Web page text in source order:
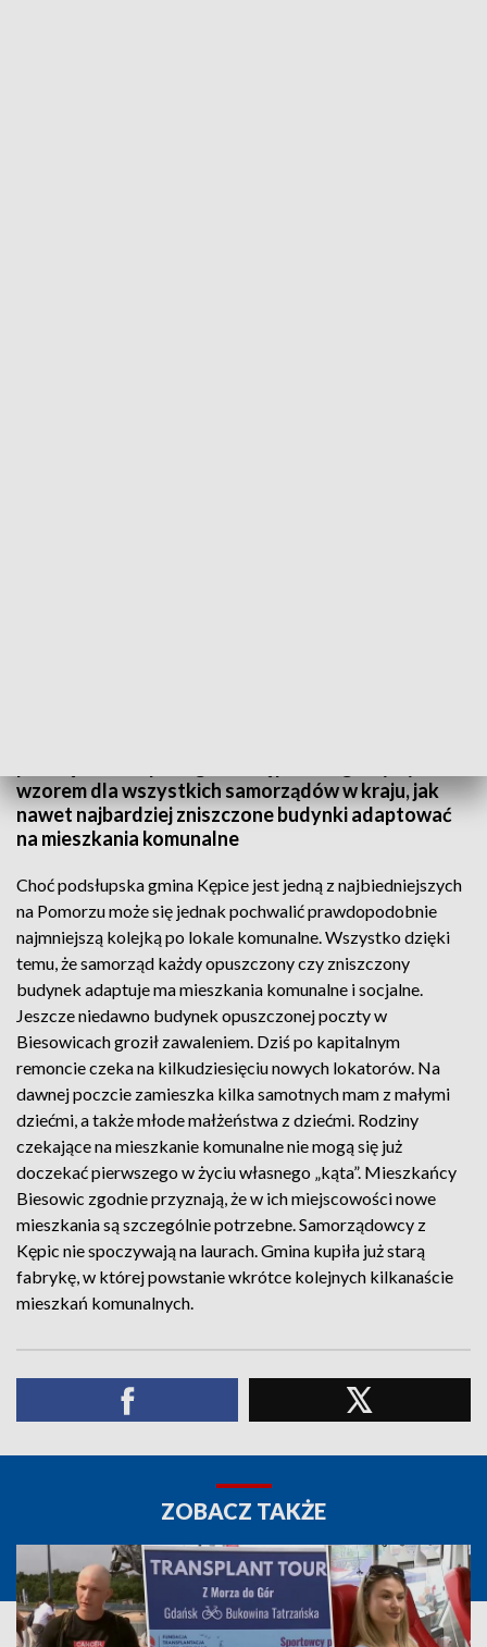
wzorem dla wszystkich samorządów w kraju, jak
nawet najbardziej zniszczone budynki adaptować
na mieszkania komunalne
Choć podsłupska gmina Kępice jest jedną z najbiedniejszych
na Pomorzu może się jednak pochwalić prawdopodobnie
najmniejszą kolejką po lokale komunalne. Wszystko dzięki
temu, że samorząd każdy opuszczony czy zniszczony
budynek adaptuje ma mieszkania komunalne i socjalne.
Jeszcze niedawno budynek opuszczonej poczty w
Biesowicach groził zawaleniem. Dziś po kapitalnym
remoncie czeka na kilkudziesięciu nowych lokatorów. Na
dawnej poczcie zamieszka kilka samotnych mam z małymi
dziećmi, a także młode małżeństwa z dziećmi. Rodziny
czekające na mieszkanie komunalne nie mogą się już
doczekać pierwszego w życiu własnego „kąta”. Mieszkańcy
Biesowic zgodnie przyznają, że w ich miejscowości nowe
mieszkania są szczególnie potrzebne. Samorządowcy z
Kępic nie spoczywają na laurach. Gmina kupiła już starą
fabrykę, w której powstanie wkrótce kolejnych kilkanaście
mieszkań komunalnych.
ZOBACZ TAKŻE